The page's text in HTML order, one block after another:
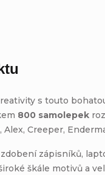
s touto
800 samolepek
Alex, Creeper,
zápisníků,
škále motivů a